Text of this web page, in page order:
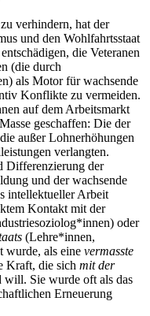
verhindern, hat der
und den Wohlfahrtsstaat
die Veteranen
(die durch
als Motor für wachsende
Konflikte zu vermeiden.
auf dem Arbeitsmarkt
geschaffen: Die der
außer Lohnerhöhungen
verlangten.
Differenzierung der
und der wachsende
intellektueller Arbeit
Kontakt mit der
oder
(Lehre*innen,
wurde, als eine vermasste
Kraft, die sich mit der
will. Sie wurde oft als das
Erneuerung